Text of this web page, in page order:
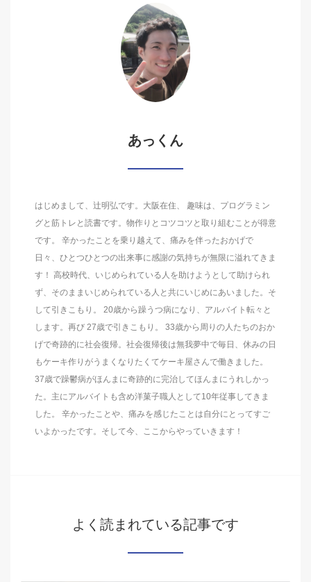
あっくん
はじめまして、辻明弘です。大阪在住、 趣味は、プログラミン
グと筋トレと読書です。物作りとコツコツと取り組むことが得意
です。 辛かったことを乗り越えて、痛みを伴ったおかげで
日々、ひとつひとつの出来事に感謝の気持ちが無限に溢れてきま
す！ 高校時代、いじめられている人を助けようとして助けられ
ず、そのままいじめられている人と共にいじめにあいました。そ
して引きこもり。 20歳から躁うつ病になり、アルバイト転々と
します。再び 27歳で引きこもり。 33歳から周りの人たちのおか
げで奇跡的に社会復帰。社会復帰後は無我夢中で毎日、休みの日
もケーキ作りがうまくなりたくてケーキ屋さんで働きました。
37歳で躁鬱病がほんまに奇跡的に完治してほんまにうれしかっ
た。主にアルバイトも含め洋菓子職人として10年従事してきま
した。 辛かったことや、痛みを感じたことは自分にとってすご
いよかったです。そして今、ここからやっていきます！
よく読まれている記事です